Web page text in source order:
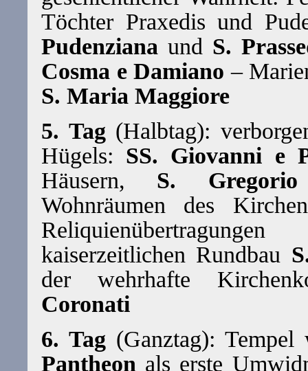
Töchter Praxedis und
Pudenziana und S.
Cosma e Damiano –
S. Maria Maggiore
5. Tag (Halbtag):
Hügels: SS. Giovanni e
Häusern, S.
Wohnräumen des
kaiserzeitlichen Rundbau
der wehrhafte
Coronati
6. Tag (Ganztag):
Pantheon als erste